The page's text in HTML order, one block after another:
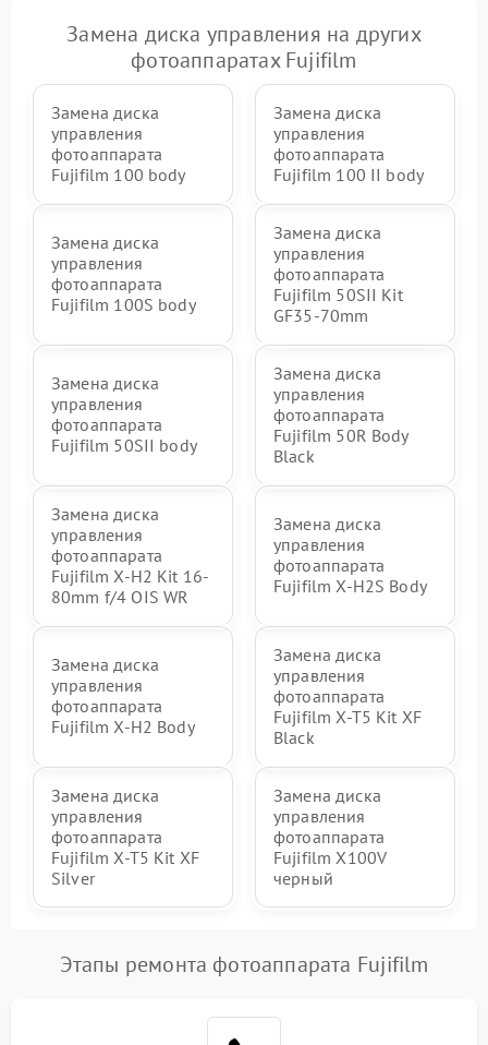
Замена диска управления на других
фотоаппаратах Fujifilm
Замена диска
управления
фотоаппарата
Fujifilm 100 body
Замена диска
управления
фотоаппарата
Fujifilm 100 II body
Замена диска
управления
фотоаппарата
Fujifilm 100S body
Замена диска
управления
фотоаппарата
Fujifilm 50SII Kit
GF35-70mm
Замена диска
управления
фотоаппарата
Fujifilm 50SII body
Замена диска
управления
фотоаппарата
Fujifilm 50R Body
Black
Замена диска
управления
фотоаппарата
Fujifilm X-H2 Kit 16-
80mm f/4 OIS WR
Замена диска
управления
фотоаппарата
Fujifilm X-H2S Body
Замена диска
управления
фотоаппарата
Fujifilm X-H2 Body
Замена диска
управления
фотоаппарата
Fujifilm X-T5 Kit XF
Black
Замена диска
управления
фотоаппарата
Fujifilm X-T5 Kit XF
Silver
Замена диска
управления
фотоаппарата
Fujifilm X100V
черный
Этапы ремонта фотоаппарата Fujifilm